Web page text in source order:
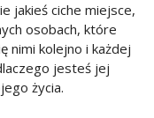
jakieś ciche miejsce,
osobach, które
nimi kolejno i każdej
jesteś jej
życia.